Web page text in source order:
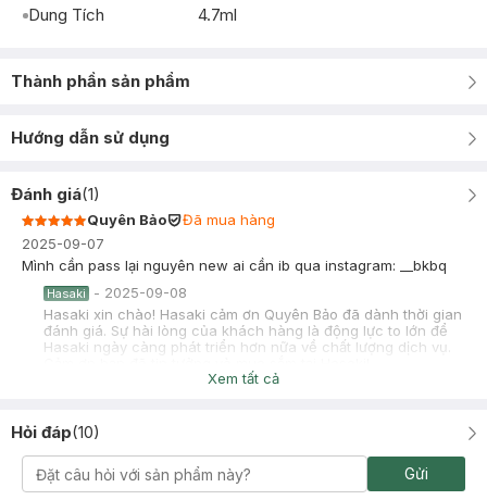
Dung Tích
4.7ml
Thành phần sản phẩm
Hướng dẫn sử dụng
Đánh giá(1)
Quyên Bảo
Đã mua hàng
2025-09-07
Mình cần pass lại nguyên new ai cần ib qua instagram: __bkbq
Hasaki - 2025-09-08
Hasaki xin chào! Hasaki cảm ơn Quyên Bảo đã dành thời gian
đánh giá. Sự hài lòng của khách hàng là động lực to lớn để
Hasaki ngày càng phát triển hơn nữa về chất lượng dịch vụ.
Xem tất cả
Hỏi đáp(10)
Gửi